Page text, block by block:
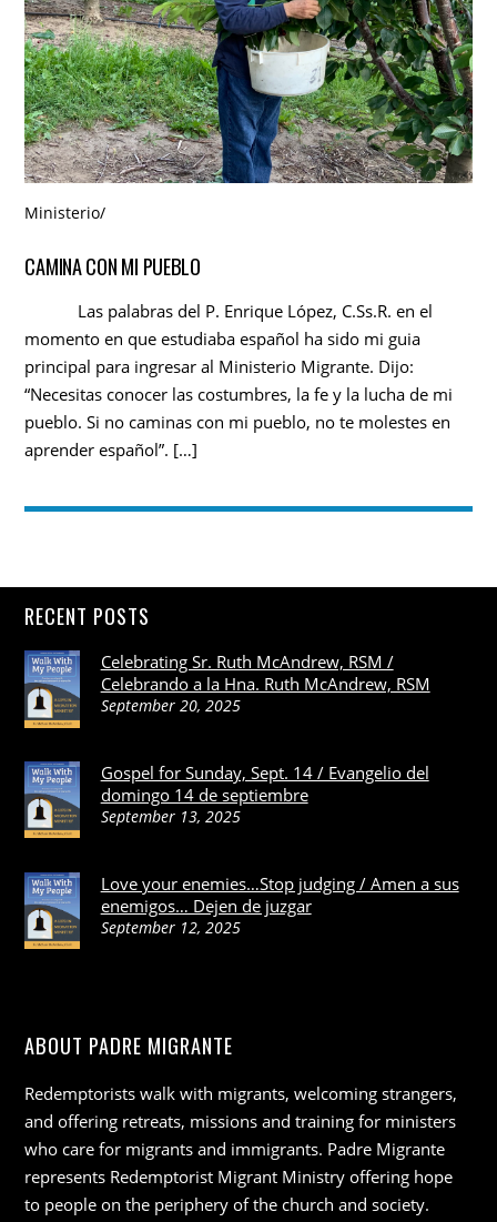
Ministerio/
CAMINA CON MI PUEBLO
Las palabras del P. Enrique López, C.Ss.R. en el
momento en que estudiaba español ha sido mi guia
principal para ingresar al Ministerio Migrante. Dijo:
“Necesitas conocer las costumbres, la fe y la lucha de mi
pueblo. Si no caminas con mi pueblo, no te molestes en
aprender español”. […]
RECENT POSTS
Celebrating Sr. Ruth McAndrew, RSM /
Celebrando a la Hna. Ruth McAndrew, RSM
September 20, 2025
Gospel for Sunday, Sept. 14 / Evangelio del
domingo 14 de septiembre
September 13, 2025
Love your enemies…Stop judging / Amen a sus
enemigos… Dejen de juzgar
September 12, 2025
ABOUT PADRE MIGRANTE
Redemptorists walk with migrants, welcoming strangers,
and offering retreats, missions and training for ministers
who care for migrants and immigrants. Padre Migrante
represents Redemptorist Migrant Ministry offering hope
to people on the periphery of the church and society.